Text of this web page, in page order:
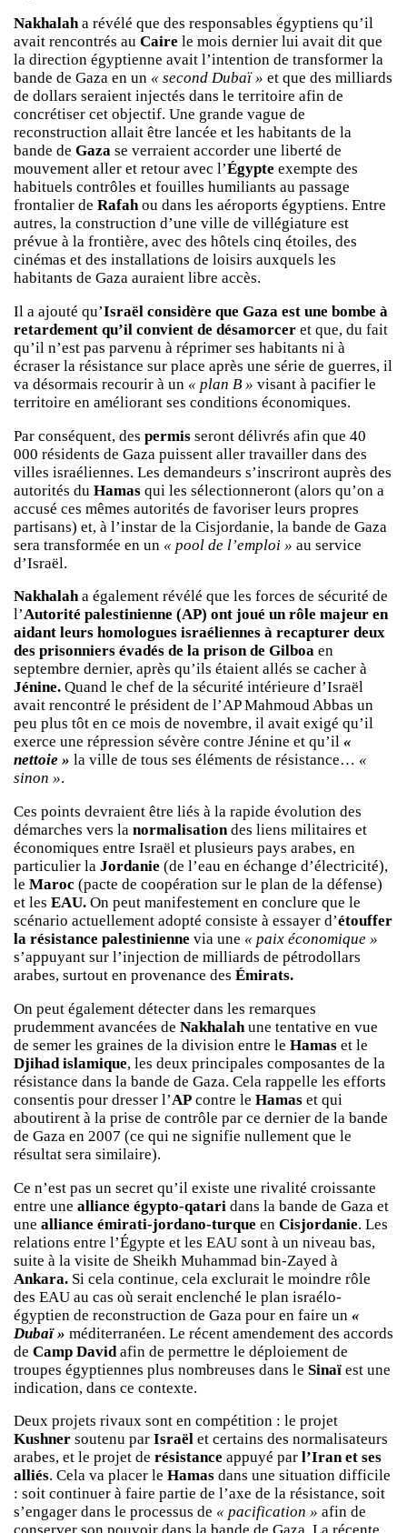
Nakhalaha révélé que des responsables égyptiens qu’il
avait rencontrés au Caire le mois dernier lui avait dit que
la direction égyptienne avait l’intention de transformer la
bande de Gaza en un « second Dubaï » et que des milliards
de dollars seraient injectés dans le territoire afin de
concrétiser cet objectif. Une grande vague de
reconstruction allait être lancée et les habitants de la
bande de Gaza se verraient accorder une liberté de
mouvement aller et retour avec l’Égypte exempte des
habituels contrôles et fouilles humiliants au passage
frontalier de Rafahou dans les aéroports égyptiens. Entre
autres, la construction d’une ville de villégiature est
prévue à la frontière, avec des hôtels cinq étoiles, des
cinémas et des installations de loisirs auxquels les
habitants de Gaza auraient libre accès.
Il a ajouté qu’Israël considère que Gaza est une bombe à
retardement qu’il convient de désamorcer et que, du fait
qu’il n’est pas parvenu à réprimer ses habitants ni à
écraser la résistance sur place après une série de guerres, il
va désormais recourir à un « plan B » visant à pacifier le
territoire en améliorant ses conditions économiques.
Par conséquent, des permis seront délivrés afin que 40
000 résidents de Gaza puissent aller travailler dans des
villes israéliennes. Les demandeurs s’inscriront auprès des
autorités du Hamas qui les sélectionneront (alors qu’on a
accusé ces mêmes autorités de favoriser leurs propres
partisans) et, à l’instar de la Cisjordanie, la bande de Gaza
sera transformée en un « pool de l’emploi » au service
d’Israël.
Nakhalaha également révélé que les forces de sécurité de
l’Autorité palestinienne (AP) ont joué un rôle majeur en
aidant leurs homologues israéliennes à recapturer deux
des prisonniers évadés de la prison de Gilboa en
septembre dernier, après qu’ils étaient allés se cacher à
Jénine. Quand le chef de la sécurité intérieure d’Israël
avait rencontré le président de l’AP Mahmoud Abbas un
peu plus tôt en ce mois de novembre, il avait exigé qu’il
exerce une répression sévère contre Jénine et qu’il «
nettoie » la ville de tous ses éléments de résistance… «
sinon ».
Ces points devraient être liés à la rapide évolution des
démarches vers la normalisationdes liens militaires et
économiques entre Israël et plusieurs pays arabes, en
particulier la Jordanie (de l’eau en échange d’électricité),
le Maroc (pacte de coopération sur le plan de la défense)
et les EAU. On peut manifestement en conclure que le
scénario actuellement adopté consiste à essayer d’étouffer
la résistance palestinienne via une « paix économique »
s’appuyant sur l’injection de milliards de pétrodollars
arabes, surtout en provenance des Émirats.
On peut également détecter dans les remarques
prudemment avancées de Nakhalahune tentative en vue
de semer les graines de la division entre le Hamas et le
Djihad islamique, les deux principales composantes de la
résistance dans la bande de Gaza. Cela rappelle les efforts
consentis pour dresser l’AP contre le Hamas et qui
aboutirent à la prise de contrôle par ce dernier de la bande
de Gaza en 2007 (ce qui ne signifie nullement que le
résultat sera similaire).
Ce n’est pas un secret qu’il existe une rivalité croissante
entre une alliance égypto-qatari dans la bande de Gaza et
une alliance émirati-jordano-turque en Cisjordanie. Les
relations entre l’Égypte et les EAU sont à un niveau bas,
suite à la visite de Sheikh Muhammad bin-Zayed à
Ankara. Si cela continue, cela exclurait le moindre rôle
des EAU au cas où serait enclenché le plan israélo-
égyptien de reconstruction de Gaza pour en faire un «
Dubaï » méditerranéen. Le récent amendement des accords
de Camp David afin de permettre le déploiement de
troupes égyptiennes plus nombreuses dans le Sinaï est une
indication, dans ce contexte.
Deux projets rivaux sont en compétition : le projet
Kushner soutenu par Israël et certains des normalisateurs
arabes, et le projet de résistance appuyé par l’Iran et ses
alliés. Cela va placer le Hamas dans une situation difficile
: soit continuer à faire partie de l’axe de la résistance, soit
s’engager dans le processus de « pacification » afin de